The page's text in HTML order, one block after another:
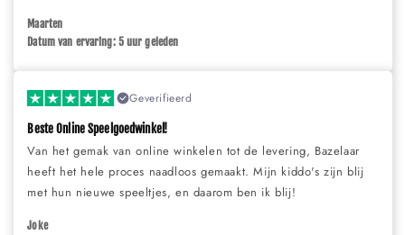
Maarten
Datum van ervaring: 5 uur geleden
Geverifieerd
Beste Online Speelgoedwinkel!
Van het gemak van online winkelen tot de levering, Bazelaar
heeft het hele proces naadloos gemaakt. Mijn kiddo's zijn blij
met hun nieuwe speeltjes, en daarom ben ik blij!
Joke